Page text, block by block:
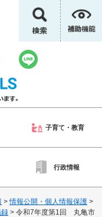
子育て・教育
行政情報
>情報公開・個人情報保護 >
> 令和7年度第1回 丸亀市